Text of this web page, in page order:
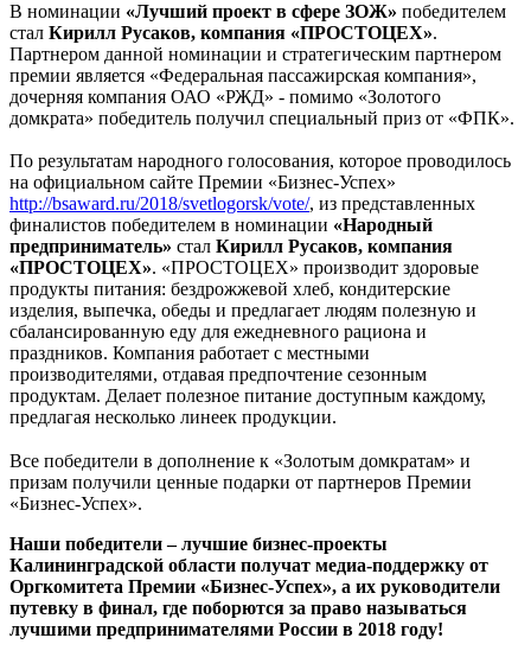
В номинации «Лучший проект в сфере ЗОЖ» победителем
стал Кирилл Русаков, компания «ПРОСТОЦЕХ».
Партнером данной номинации и стратегическим партнером
премии является «Федеральная пассажирская компания»,
дочерняя компания ОАО «РЖД» - помимо «Золотого
домкрата» победитель получил специальный приз от «ФПК».
По результатам народного голосования, которое проводилось
на официальном сайте Премии «Бизнес-Успех»
http://bsaward.ru/2018/svetlogorsk/vote/, из представленных
финалистов победителем в номинации «Народный
предприниматель» стал Кирилл Русаков, компания
«ПРОСТОЦЕХ». «ПРОСТОЦЕХ» производит здоровые
продукты питания: бездрожжевой хлеб, кондитерские
изделия, выпечка, обеды и предлагает людям полезную и
сбалансированную еду для ежедневного рациона и
праздников. Компания работает с местными
производителями, отдавая предпочтение сезонным
продуктам. Делает полезное питание доступным каждому,
предлагая несколько линеек продукции.
Все победители в дополнение к «Золотым домкратам» и
призам получили ценные подарки от партнеров Премии
«Бизнес-Успех».
Наши победители – лучшие бизнес-проекты
Калининградской области получат медиа-поддержку от
Оргкомитета Премии «Бизнес-Успех», а их руководители
путевку в финал, где поборются за право называться
лучшими предпринимателями России в 2018 году!